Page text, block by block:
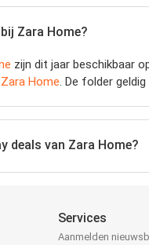
Zara Home?
zijn dit jaar beschikbaar
Zara Home. De folder
deals van Zara Home?
Services
Aanmelden